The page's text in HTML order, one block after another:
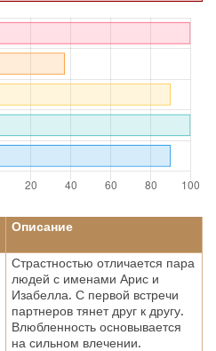
Описание
Страстностью отличается пара
людей с именами Арис и
Изабелла. С первой встречи
партнеров тянет друг к другу.
Влюбленность основывается
на сильном влечении.